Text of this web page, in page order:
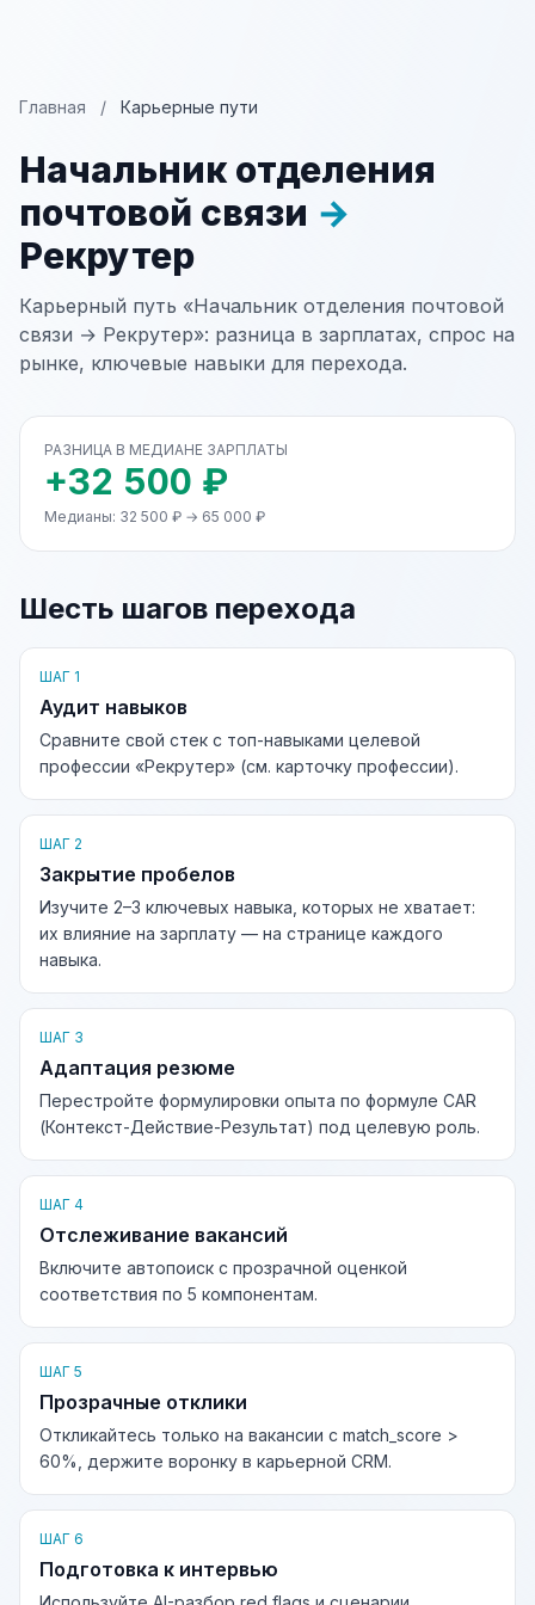
Главная / Карьерные пути
Начальник отделения
почтовой связи →
Рекрутер
Карьерный путь «Начальник отделения почтовой
связи → Рекрутер»: разница в зарплатах, спрос на
рынке, ключевые навыки для перехода.
РАЗНИЦА В МЕДИАНЕ ЗАРПЛАТЫ
+32 500 ₽
Медианы: 32 500 ₽ → 65 000 ₽
Шесть шагов перехода
ШАГ 1
Аудит навыков
Сравните свой стек с топ-навыками целевой
профессии «Рекрутер» (см. карточку профессии).
ШАГ 2
Закрытие пробелов
Изучите 2–3 ключевых навыка, которых не хватает:
их влияние на зарплату — на странице каждого
навыка.
ШАГ 3
Адаптация резюме
Перестройте формулировки опыта по формуле CAR
(Контекст-Действие-Результат) под целевую роль.
ШАГ 4
Отслеживание вакансий
Включите автопоиск с прозрачной оценкой
соответствия по 5 компонентам.
ШАГ 5
Прозрачные отклики
Откликайтесь только на вакансии с match_score >
60%, держите воронку в карьерной CRM.
ШАГ 6
Подготовка к интервью